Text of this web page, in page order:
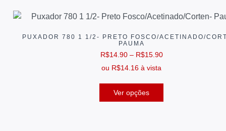
PUXADOR 780 1 1/2- PRETO FOSCO/ACETINADO/
PAUMA
R$14.90 – R$15.90
ou R$14.16 à vista
Ver opções